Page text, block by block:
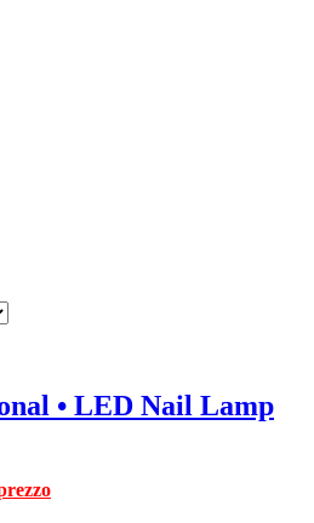
• LED Nail Lamp